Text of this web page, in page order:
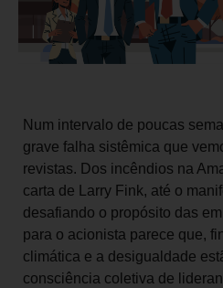
Num intervalo de poucas
grave falha sistêmica que
revistas. Dos incêndios na
carta de Larry Fink, até o
desafiando o propósito das
para o acionista parece que,
climática e a desigualdade
consciência coletiva de